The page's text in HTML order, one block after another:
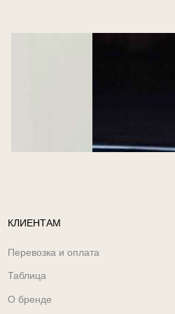
КЛИЕНТАМ
Перевозка и оплата
Таблица
О бренде